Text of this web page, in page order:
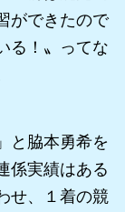
ができたので
る！〟ってな
と脇本勇希を
係実績はある
せ、１着の競